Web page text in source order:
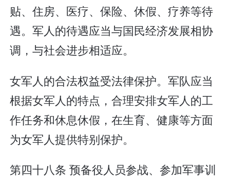
贴、住房、医疗、保险、休假、疗养等待
遇。军人的待遇应当与国民经济发展相协
调，与社会进步相适应。
女军人的合法权益受法律保护。军队应当
根据女军人的特点，合理安排女军人的工
作任务和休息休假，在生育、健康等方面
为女军人提供特别保护。
第四十八条 预备役人员参战、参加军事训